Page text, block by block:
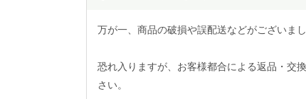
万が一、商品の破損や誤配送などがございま
恐れ入りますが、お客様都合による返品・交
さい。